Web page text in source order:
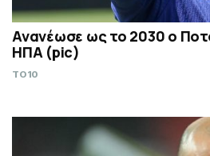
Ανανέωσε ως το 2030 ο
ΗΠΑ (pic)
TO10